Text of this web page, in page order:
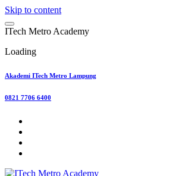
Skip to content
ITech Metro Academy
Loading
Akademi ITech Metro Lampung
0821 7706 6400